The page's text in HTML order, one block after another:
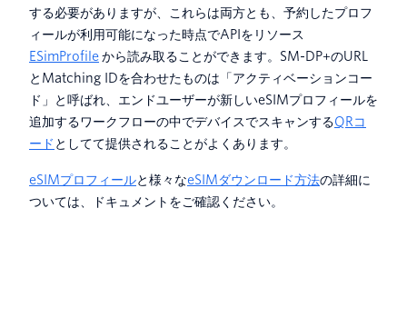
する必要がありますが、これらは両方とも、予約したプロフ
ィールが利用可能になった時点でAPIをリソース
ESimProfileから読み取ることができます。SM-DP+のURL
とMatching IDを合わせたものは「アクティベーションコー
ド」と呼ばれ、エンドユーザーが新しいeSIMプロフィールを
追加するワークフローの中でデバイスでスキャンするQRコ
ード としてて提供されることがよくあります。
eSIMプロフィールと様々なeSIMダウンロード方法の詳細に
ついては、ドキュメントをご確認ください。